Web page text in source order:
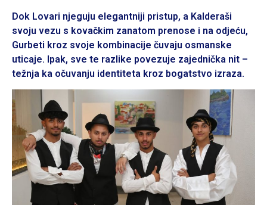
Dok Lovari njeguju elegantniji pristup, a Kalderaši
svoju vezu s kovačkim zanatom prenose i na odjeću,
Gurbeti kroz svoje kombinacije čuvaju osmanske
uticaje. Ipak, sve te razlike povezuje zajednička nit –
težnja ka očuvanju identiteta kroz bogatstvo izraza.